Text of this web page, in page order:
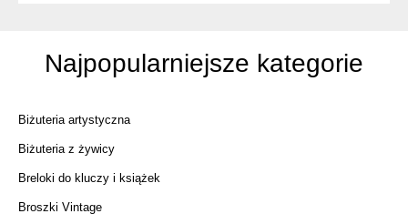
Najpopularniejsze kategorie
Biżuteria artystyczna
Biżuteria z żywicy
Breloki do kluczy i książek
Broszki Vintage